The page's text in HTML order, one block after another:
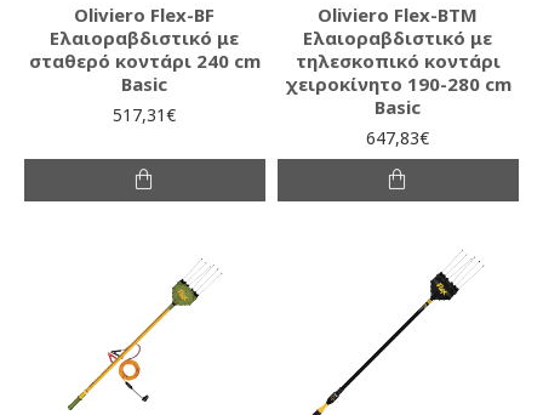
Oliviero Flex-BF
Ελαιοραβδιστικό με
σταθερό κοντάρι 240 cm
Basic
517,31€
Oliviero Flex-BTM
Ελαιοραβδιστικό με
τηλεσκοπικό κοντάρι
χειροκίνητο 190-280 cm
Basic
647,83€